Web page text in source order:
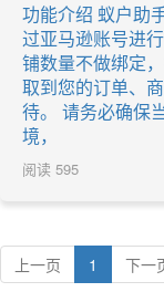
功能介绍 蚁户助
过亚马逊账号进
铺数量不做绑定
取到您的订单、
待。 请务必确保
境，
阅读 595
上一页 1 下一